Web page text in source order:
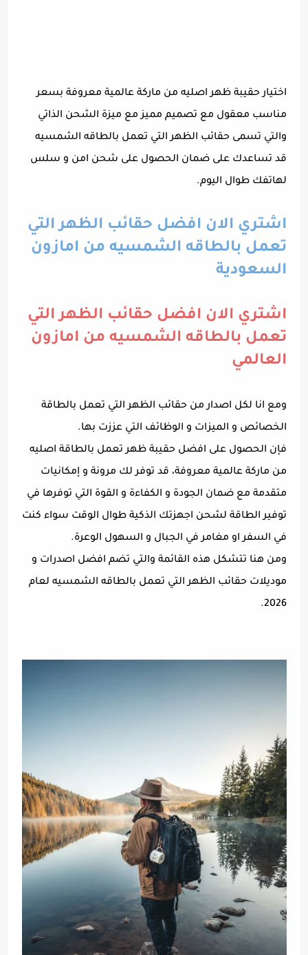
اختيار حقيبة ظهر اصليه من ماركة عالمية معروفة بسعر
مناسب معقول مع تصميم مميز مع ميزة الشحن الذاتي
والتي تسمى حقائب الظهر التي تعمل بالطاقه الشمسيه
قد تساعدك على ضمان الحصول على شحن امن و سلس
لهاتفك طوال اليوم.
اشتري الان افضل حقائب الظهر التي
تعمل بالطاقه الشمسيه من امازون
السعودية
اشتري الان افضل حقائب الظهر التي
تعمل بالطاقه الشمسيه من امازون
العالمي
ومع انا لكل اصدار من حقائب الظهر التي تعمل بالطاقة
الخصائص و الميزات و الوظائف التي عززت بها.
فإن الحصول على افضل حقيبة ظهر تعمل بالطاقة اصليه
من ماركة عالمية معروفة، قد توفر لك مرونة و إمكانيات
متقدمة مع ضمان الجودة و الكفاءة و القوة التي توفرها في
توفير الطاقة لشحن اجهزتك الذكية طوال الوقت سواء كنت
في السفر او مغامر في الجبال و السهول الوعرة.
ومن هنا تتشكل هذه القائمة والتي تضم افضل اصدرات و
موديلات حقائب الظهر التي تعمل بالطاقه الشمسيه لعام
2026.